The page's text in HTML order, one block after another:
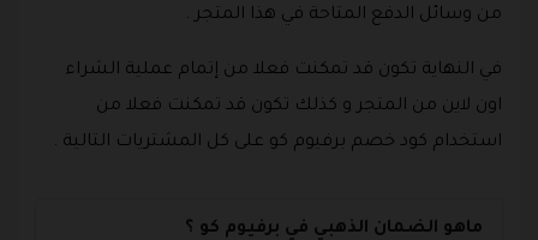
من وسائل الدفع المتاحة في هذا المتجر .
في النهاية تكون قد تمكنت فعلا من إتمام عملية الشراء
اون لاين من المتجر و كذلك تكون قد تمكنت فعلا من
استخدام كود خصم برفيوم كو على كل المشتريات التالية .
ماهو الضمان الذهبي في برفيوم كو ؟